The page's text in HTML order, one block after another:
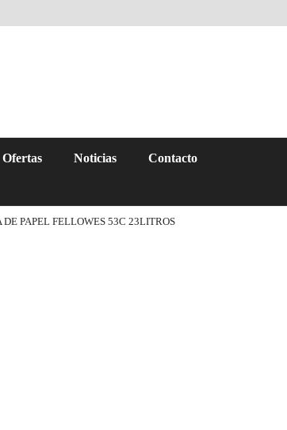
Ofertas Noticias Contacto
PAPEL FELLOWES 53C 23LITROS